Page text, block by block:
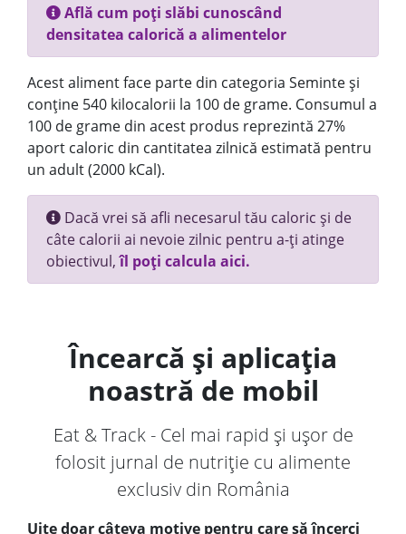
Află cum poți slăbi cunoscând
densitatea calorică a alimentelor
Acest aliment face parte din categoria Seminte și
conține 540 kilocalorii la 100 de grame. Consumul a
100 de grame din acest produs reprezintă 27%
aport caloric din cantitatea zilnică estimată pentru
un adult (2000 kCal).
Dacă vrei să afli necesarul tău caloric și de
câte calorii ai nevoie zilnic pentru a-ți atinge
obiectivul,îl poți calcula aici.
Încearcă și aplicația
noastră de mobil
Eat & Track - Cel mai rapid și ușor de
folosit jurnal de nutriție cu alimente
exclusiv din România
Uite doar câteva motive pentru care să încerci